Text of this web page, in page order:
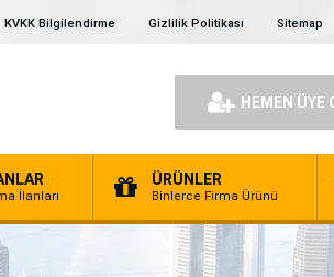
KVKK Bilgilendirme Gizlilik Politikası Sitemap
HEMEN ÜYE
İlanları
ÜRÜNLER
Binlerce Firma Ürünü